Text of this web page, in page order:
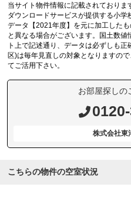
当サイト物件情報に記載されており
ダウンロードサービスが提供する小
データ【2021年度】を元に加工した
と異なる場合がございます。国土数
ト上で記述通り、データは必ずしも
区)は毎年見直しの対象となりますの
てご活用下さい。
お部屋探しの
株式会社東
こちらの物件の空室状況